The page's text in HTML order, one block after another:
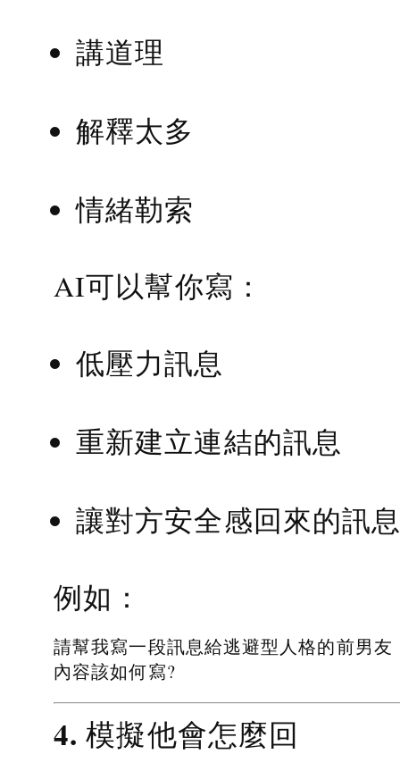
講道理
解釋太多
情緒勒索
AI可以幫你寫：
低壓力訊息
重新建立連結的訊息
讓對方安全感回來的訊
例如：
請幫我寫一段訊息給逃避型人格的前男友
內容該如何寫?
4. 模擬他會怎麼回